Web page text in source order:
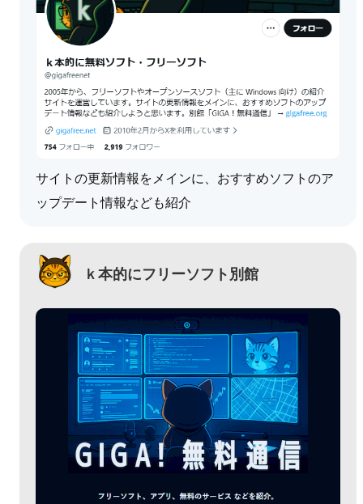
サイトの更新情報をメインに、おすすめソフトのア
ップデート情報なども紹介
ｋ本的にフリーソフト別館